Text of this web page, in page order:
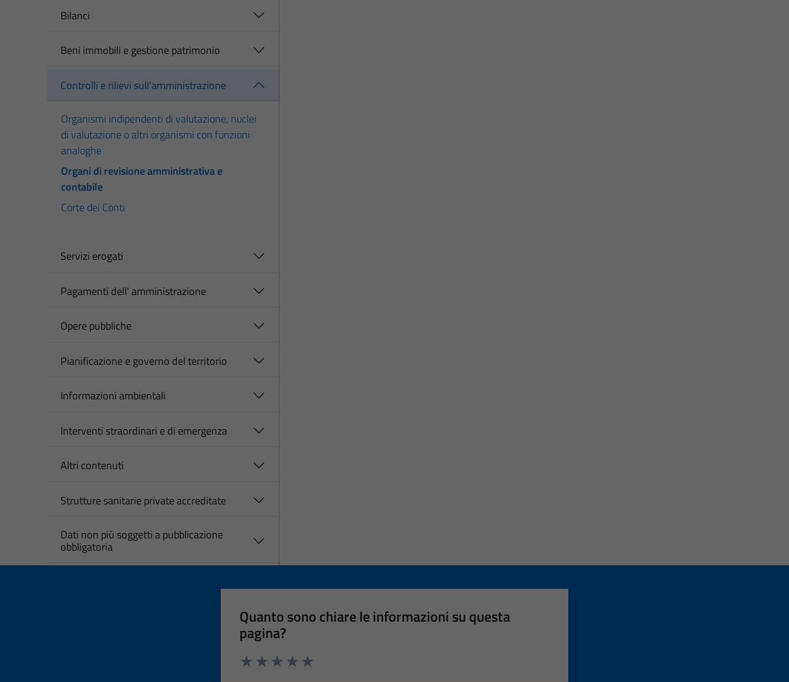
Bilanci
Beni immobili e gestione patrimonio
Controlli e rilievi sull'amministrazione
Organismi indipendenti di valutazione, nuclei
di valutazione o altri organismi con funzioni
analoghe
Organi di revisione amministrativa e
contabile
Corte dei Conti
Servizi erogati
Pagamenti dell' amministrazione
Opere pubbliche
Pianificazione e governo del territorio
Informazioni ambientali
Interventi straordinari e di emergenza
Altri contenuti
Strutture sanitarie private accreditate
Dati non più soggetti a pubblicazione
obbligatoria
Quanto sono chiare le informazioni su questa
pagina?